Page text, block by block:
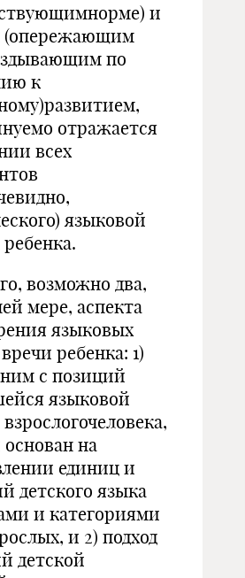
и
(опережающим
по
к
отражается
всех
языковой
возможно два,
мере, аспекта
языковых
ребенка: 1)
ним с позиций
языковой
на
единиц и
детского языка
и категориями
и 2) подход
детской